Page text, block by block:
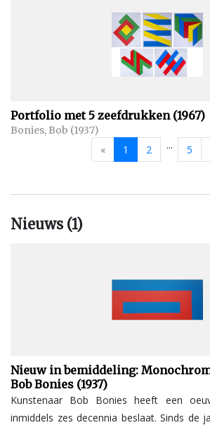
Portfolio met 5 zeefdrukken (1967)
Bonies, Bob (1937)
« 1 2 ... 5
Nieuws (1)
Nieuw in bemiddeling:
Bob Bonies (1937)
Kunstenaar Bob Bonies heeft een
inmiddels zes decennia beslaat. Sinds de